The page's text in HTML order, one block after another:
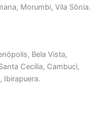
Morumbi, Vila Sônia.
Bela Vista,
Cecília, Cambuci,
Ibirapuera.